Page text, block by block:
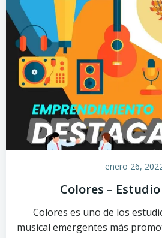
enero 26,
Colores –
Colores es uno de los
musical emergentes más